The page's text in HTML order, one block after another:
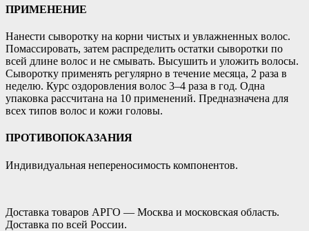
ПРИМЕНЕНИЕ
Нанести сыворотку на корни чистых и увлажненных волос.
Помассировать, затем распределить остатки сыворотки по
всей длине волос и не смывать. Высушить и уложить волосы.
Сыворотку применять регулярно в течение месяца, 2 раза в
неделю. Курс оздоровления волос 3–4 раза в год. Одна
упаковка рассчитана на 10 применений. Предназначена для
всех типов волос и кожи головы.
ПРОТИВОПОКАЗАНИЯ
Индивидуальная непереносимость компонентов.
Доставка товаров АРГО — Москва и московская область.
Доставка по всей России.